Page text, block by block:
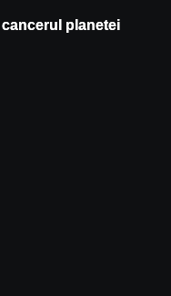
cancerul planetei